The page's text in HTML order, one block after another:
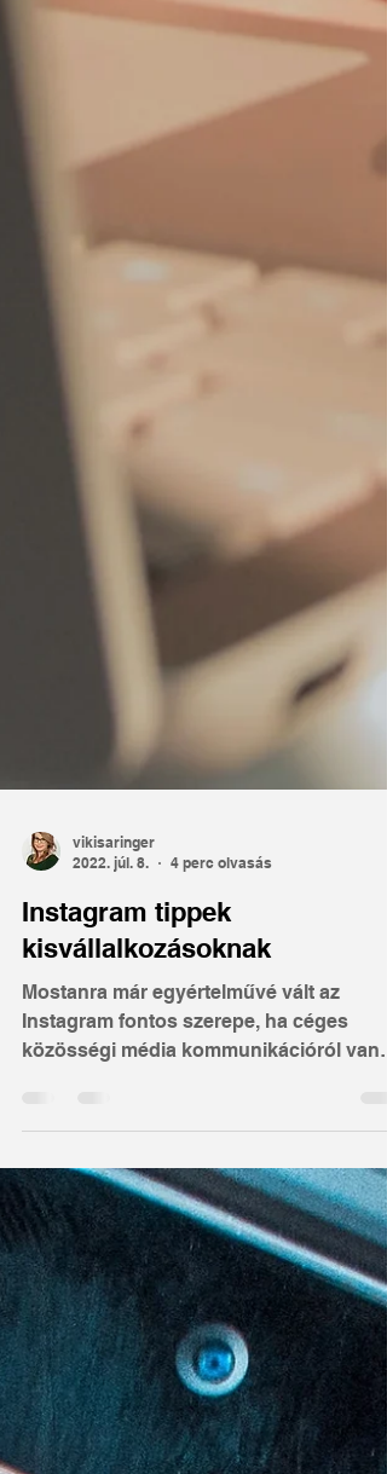
2022. júl. 8.
4 perc olvasás
Instagram tippek
kisvállalkozásoknak
Mostanra már egyértelművé vált az
Instagram fontos szerepe, ha céges
szó. Ám nehéz lehet eligazodni a...